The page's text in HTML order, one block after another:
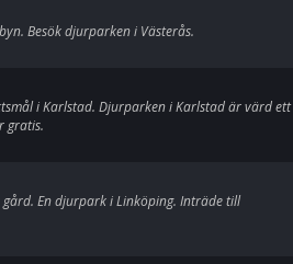
Besök djurparken i Västerås.
i Karlstad. Djurparken i Karlstad är värd ett
gratis.
En djurpark i Linköping. Inträde till